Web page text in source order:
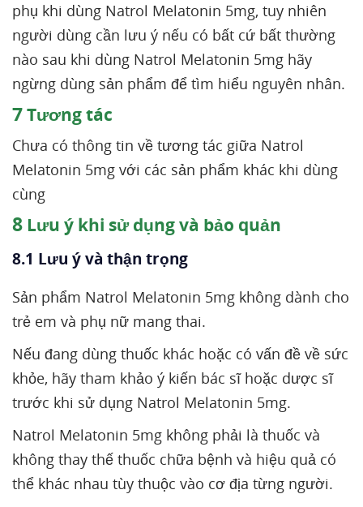
phụ khi dùng Natrol Melatonin 5mg, tuy nhiên
người dùng cần lưu ý nếu có bất cứ bất thường
nào sau khi dùng Natrol Melatonin 5mg hãy
ngừng dùng sản phẩm để tìm hiểu nguyên nhân.
7Tương tác
Chưa có thông tin về tương tác giữa Natrol
Melatonin 5mg với các sản phẩm khác khi dùng
cùng
8 Lưu ý khi sử dụng và bảo quản
8.1 Lưu ý và thận trọng
Sản phẩm Natrol Melatonin 5mg không dành cho
trẻ em và phụ nữ mang thai.
Nếu đang dùng thuốc khác hoặc có vấn đề về sức
khỏe, hãy tham khảo ý kiến bác sĩ hoặc dược sĩ
trước khi sử dụng Natrol Melatonin 5mg.
Natrol Melatonin 5mg không phải là thuốc và
không thay thế thuốc chữa bệnh và hiệu quả có
thể khác nhau tùy thuộc vào cơ địa từng người.